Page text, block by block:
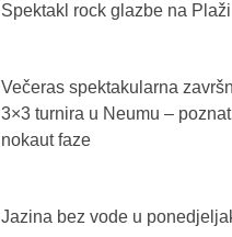
Spektakl rock glazbe na
Večeras spektakularna
3×3 turnira u Neumu –
nokaut faze
Jazina bez vode u